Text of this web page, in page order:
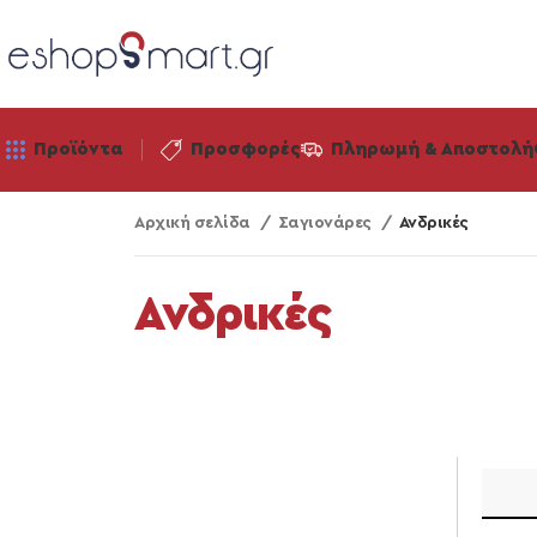
Προϊόντα Προσφορές Πληρωμή & Αποστολή
Αρχική σελίδα Σαγιονάρες Ανδρικές
Ανδρικές